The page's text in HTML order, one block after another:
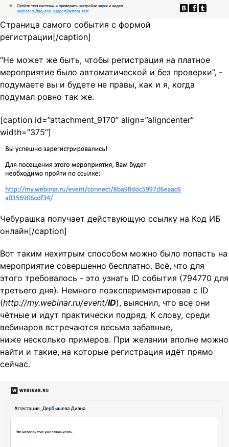
Страница самого события с формой
регистрации[/caption]
“Не может же быть, чтобы регистрация на платное
мероприятие было автоматической и без проверки”, -
подумаете вы и будете не правы, как и я, когда
подумал ровно так же.
[caption id=”attachment_9170” align=”aligncenter”
width=”375”]
Чебурашка получает действующую ссылку на Код ИБ
онлайн[/caption]
Вот таким нехитрым способом можно было попасть на
мероприятие совершенно бесплатно. Всё, что для
этого требовалось - это узнать ID события (794770 для
третьего дня). Немного поэкспериментировав с ID
(http://my.webinar.ru/event/ID), выяснил, что все они
чётные и идут практически подряд. К слову, среди
вебинаров встречаются весьма забавные,
ниже несколько примеров. При желании вполне можно
найти и такие, на которые регистрация идёт прямо
сейчас.